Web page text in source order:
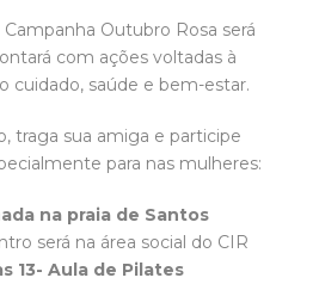
Outubro Rosa será
com ações voltadas à
cuidado, saúde e bem-estar.
traga sua amiga e participe
para nas mulheres:
na praia de Santos
será na área social do CIR
13- Aula de Pilates